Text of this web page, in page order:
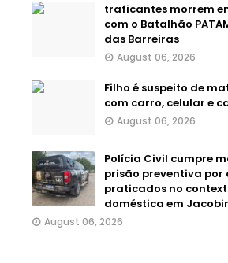
traficantes morrem
com o Batalhão
das Barreiras
August 06, 2026
Filho é suspeito de
com carro, celular e
August 06, 2026
Polícia Civil cumpre
prisão preventiva por
praticados no
doméstica em
August 06, 2026